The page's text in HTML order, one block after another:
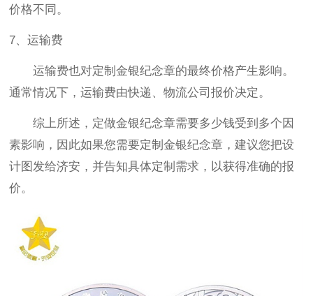
价格不同。
7、运输费
运输费也对定制金银纪念章的最终价格产生影响。
通常情况下，运输费由快递、物流公司报价决定。
综上所述，定做金银纪念章需要多少钱受到多个因
素影响，因此如果您需要定制金银纪念章，建议您把设
计图发给济安，并告知具体定制需求，以获得准确的报
价。